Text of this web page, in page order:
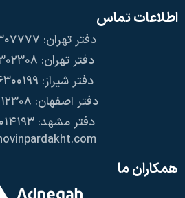
اطلاعات تماس
دفتر تهران: ۹۱۳۰۷۷۷۷-۰۲۱
دفتر تهران: ۹۱۳۰۲۳۰۸-۰۲۱
دفتر شیراز: ۳۶۳۰۰۱۹۹-۰۷۱
دفتر اصفهان: ۹۱۰۱۲۳۰۸-۰۳۱
دفتر مشهد: ۹۱۰۱۴۱۹۳-۰۵۱
همکاران ما